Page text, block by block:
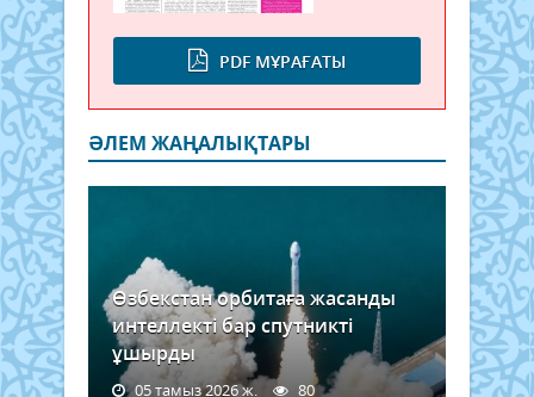
PDF МҰРАҒАТЫ
ӘЛЕМ ЖАҢАЛЫҚТАРЫ
Өзбекстан орбитаға жасанды
интеллекті бар спутникті
ұшырды
05 тамыз 2026 ж. 80